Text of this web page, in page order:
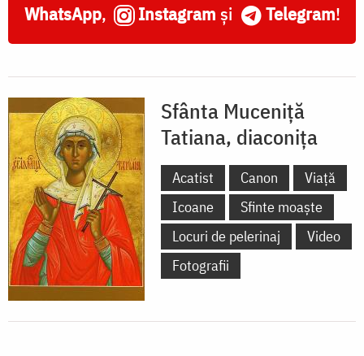
WhatsApp, Instagram și Telegram!
Sfânta Muceniță
Tatiana, diaconița
Acatist Canon
Viață
Icoane
Sfinte moaște
Locuri de pelerinaj
Video
Fotografii